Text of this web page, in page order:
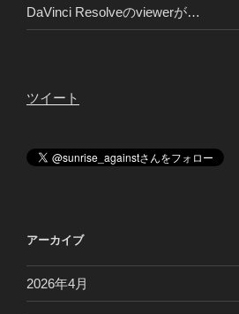
DaVinci Resolveのviewerが…
ツイート
アーカイブ
2026年4月